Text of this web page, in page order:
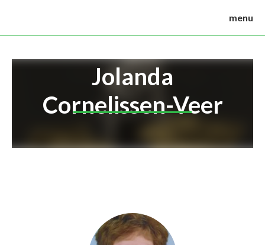
menu
Jolanda
Cornelissen-Veer